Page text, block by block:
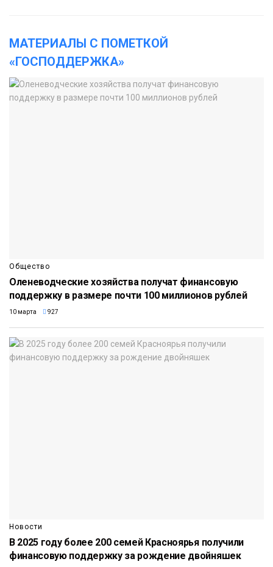
МАТЕРИАЛЫ С ПОМЕТКОЙ
«ГОСПОДДЕРЖКА»
Общество
Оленеводческие хозяйства получат финансовую
поддержку в размере почти 100 миллионов рублей
10 марта 927
Новости
В 2025 году более 200 семей Красноярья получили
финансовую поддержку за рождение двойняшек